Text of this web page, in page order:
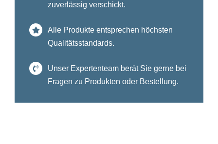
zuverlässig verschickt.
Alle Produkte entsprechen höchsten
Qualitätsstandards.
Unser Expertenteam berät Sie gerne bei
Fragen zu Produkten oder Bestellung.